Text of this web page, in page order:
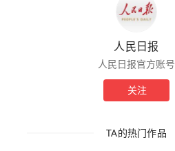
人民日报
人民日报官方账号
关注
TA的热门作品